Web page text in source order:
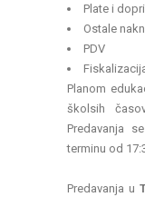
Plate i
Ostale
PDV
Planom
školsih
Predavanja
terminu od
Predavanja u